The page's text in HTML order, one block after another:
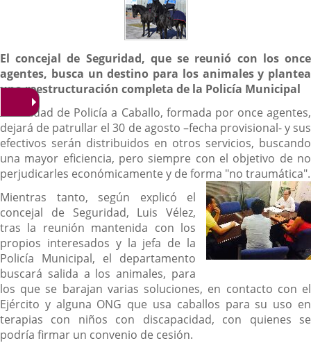
Descripción
El concejal de Seguridad, que se reunió con los once
agentes, busca un destino para los animales y plantea
una reestructuración completa de la Policía Municipal
La Unidad de Policía a Caballo, formada por once agentes,
dejará de patrullar el 30 de agosto –fecha provisional- y sus
efectivos serán distribuidos en otros servicios, buscando
una mayor eficiencia, pero siempre con el objetivo de no
perjudicarles económicamente y de forma "no traumática".
Mientras tanto, según explicó el
concejal de Seguridad, Luis Vélez,
tras la reunión mantenida con los
propios interesados y la jefa de la
Policía Municipal, el departamento
buscará salida a los animales, para
los que se barajan varias soluciones, en contacto con el
Ejército y alguna ONG que usa caballos para su uso en
terapias con niños con discapacidad, con quienes se
podría firmar un convenio de cesión.